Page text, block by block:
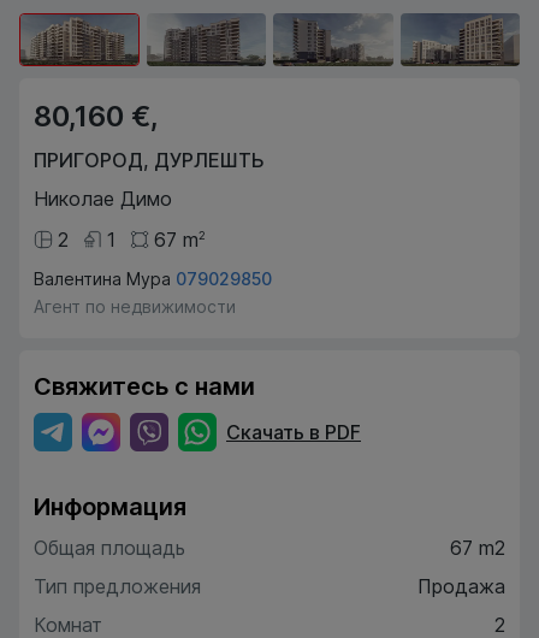
80,160 €,
ПРИГОРОД, ДУРЛЕШТЬ
Николае Димо
2
1 67 m2
Валентина Мура 079029850
Агент по недвижимости
Свяжитесь с нами
Скачать в PDF
Информация
Общая площадь
67 m2
Тип предложения
Продажа
Комнат
2